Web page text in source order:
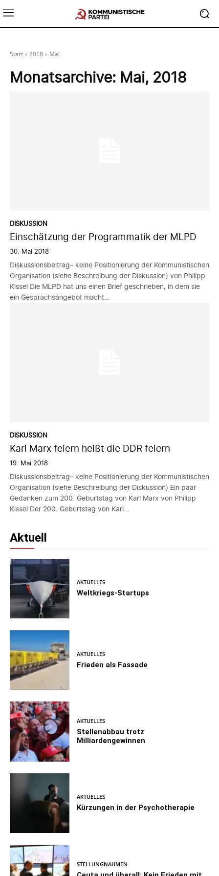
Start 2018 Mai
Monatsarchive: Mai, 2018
DISKUSSION
Einschätzung der Programmatik der MLPD
30. Mai 2018
Diskussionsbeitrag– keine Positionierung der Kommunistischen
Organisation (siehe Beschreibung der Diskussion) von Philipp
Kissel Die MLPD hat uns einen Brief geschrieben, in dem sie
ein Gesprächsangebot macht...
DISKUSSION
Karl Marx feiern heißt die DDR feiern
19. Mai 2018
Diskussionsbeitrag– keine Positionierung der Kommunistischen
Organisation (siehe Beschreibung der Diskussion) Ein paar
Gedanken zum 200. Geburtstag von Karl Marx von Philipp
Kissel Der 200. Geburtstag von Karl...
Aktuell
AKTUELLES
Weltkriegs-Startups
AKTUELLES
Frieden als Fassade
AKTUELLES
Stellenabbau trotz
Milliardengewinnen
AKTUELLES
Kürzungen in der Psychotherapie
STELLUNGNAHMEN